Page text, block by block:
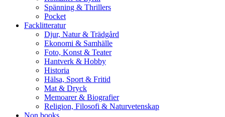
Spänning & Thrillers
Pocket
Facklitteratur
Djur, Natur & Trädgård
Ekonomi & Samhälle
Foto, Konst & Teater
Hantverk & Hobby
Historia
Hälsa, Sport & Fritid
Mat & Dryck
Memoarer & Biografier
Religion, Filosofi & Naturvetenskap
Non books